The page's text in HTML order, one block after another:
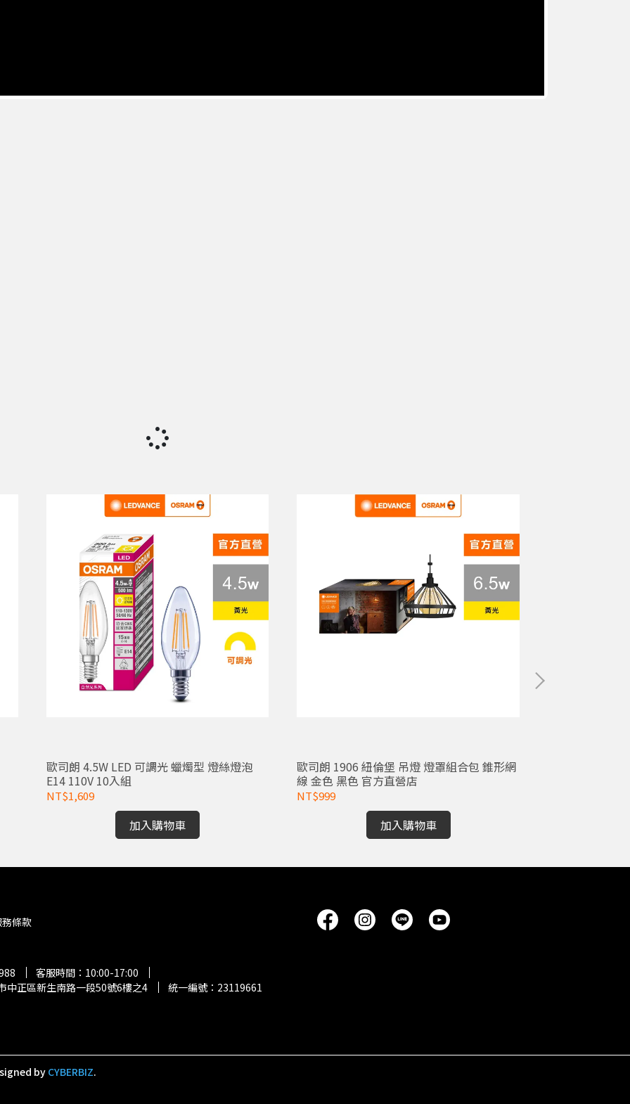
歐司朗 4.5W LED 可調光 蠟燭型 燈絲燈泡
E14 110V 10入組
NT$1,609
加入購物車
歐司朗 1906 紐倫堡 吊燈 燈罩組合包 錐形網
線 金色 黑色 官方直營店
NT$999
加入購物車
條款
客服時間：10:00-17:00
中正區新生南路一段50號6樓之4
統一編號：23119661
by CYBERBIZ.